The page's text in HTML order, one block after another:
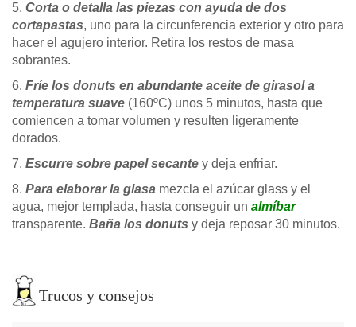
5. Corta o detalla las piezas con ayuda de dos
cortapastas, uno para la circunferencia exterior y otro para
hacer el agujero interior. Retira los restos de masa
sobrantes.
6. Fríe los donuts en abundante aceite de girasol a
temperatura suave (160ºC) unos 5 minutos, hasta que
comiencen a tomar volumen y resulten ligeramente
dorados.
7. Escurre sobre papel secante y deja enfriar.
8. Para elaborar la glasa mezcla el azúcar glass y el
agua, mejor templada, hasta conseguir un almíbar
transparente. Baña los donuts y deja reposar 30 minutos.
Trucos y consejos